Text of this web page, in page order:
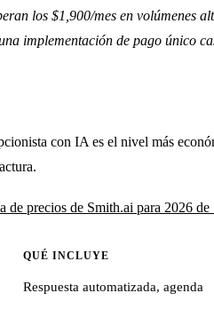
los $1,900/mes en
de pago único
con IA es el nivel más
de precios de Smith.ai para 2026
QUÉ INCLUYE
Respuesta automatizada, agenda